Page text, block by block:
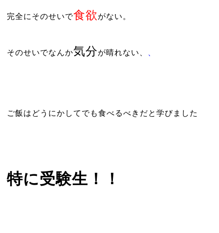
完全にそのせいで食欲がない。
そのせいでなんか気分が晴れない、
ご飯はどうにかしてでも食べるべきだと学びました
特に受験生！！